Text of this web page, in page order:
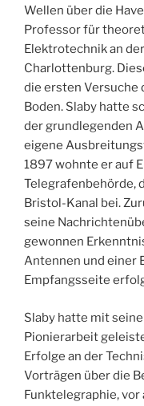
Wellen über die
Professor für
Elektrotechnik an
Charlottenburg.
die ersten Versuche
Boden. Slaby hatte
der grundlegenden
eigene
1897 wohnte er auf
Telegrafenbehörde,
Bristol-Kanal bei.
seine
gewonnen
Antennen und einer
Empfangsseite
Slaby hatte mit
Pionierarbeit
Erfolge an der
Vorträgen über die
Funktelegraphie,